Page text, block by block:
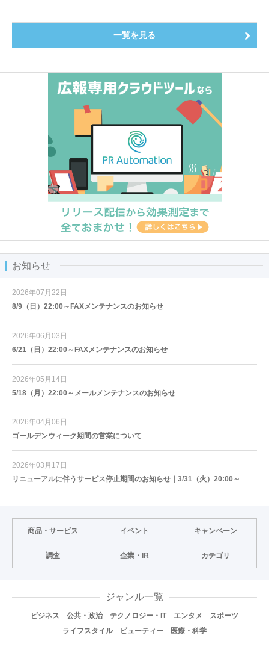
一覧を見る
お知らせ
2026年07月22日
8/9（日）22:00～FAXメンテナンスのお知らせ
2026年06月03日
6/21（日）22:00～FAXメンテナンスのお知らせ
2026年05月14日
5/18（月）22:00～メールメンテナンスのお知らせ
2026年04月06日
ゴールデンウィーク期間の営業について
2026年03月17日
リニューアルに伴うサービス停止期間のお知らせ｜3/31（火）20:00～
商品・サービス イベント キャンペーン
調査 企業・IR カテゴリ
ジャンル一覧
ビジネス 公共・政治 テクノロジー・IT エンタメ
スポーツ
ライフスタイル
ビューティー 医療・科学